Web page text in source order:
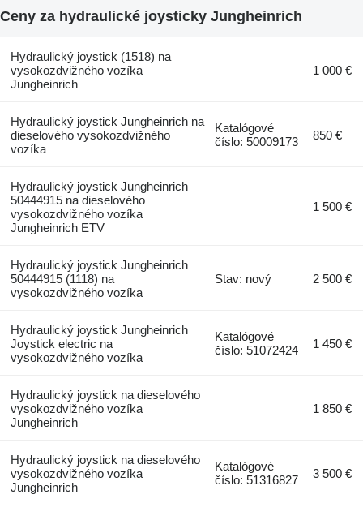
Ceny za hydraulické joysticky Jungheinrich
Hydraulický joystick (1518) na
vysokozdvižného vozíka
Jungheinrich
1 000 €
Hydraulický joystick Jungheinrich na
dieselového vysokozdvižného
vozíka
Katalógové
číslo: 50009173
850 €
Hydraulický joystick Jungheinrich
50444915 na dieselového
vysokozdvižného vozíka
Jungheinrich ETV
1 500 €
Hydraulický joystick Jungheinrich
50444915 (1118) na
vysokozdvižného vozíka
Stav: nový 2 500 €
Hydraulický joystick Jungheinrich
Joystick electric na
vysokozdvižného vozíka
Katalógové
číslo: 51072424
1 450 €
Hydraulický joystick na dieselového
vysokozdvižného vozíka
Jungheinrich
1 850 €
Hydraulický joystick na dieselového
vysokozdvižného vozíka
Jungheinrich
Katalógové
číslo: 51316827
3 500 €